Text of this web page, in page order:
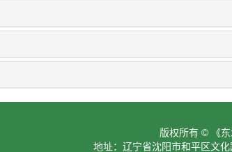
版权所有 © 《
地址：辽宁省沈阳市和平区文